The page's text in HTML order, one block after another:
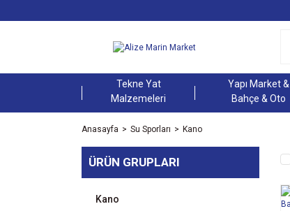
Tekne Yat
Malzemeleri
Yapı Market &
Bahçe & Oto
Anasayfa Su Sporları Kano
ÜRÜN GRUPLARI
Kano